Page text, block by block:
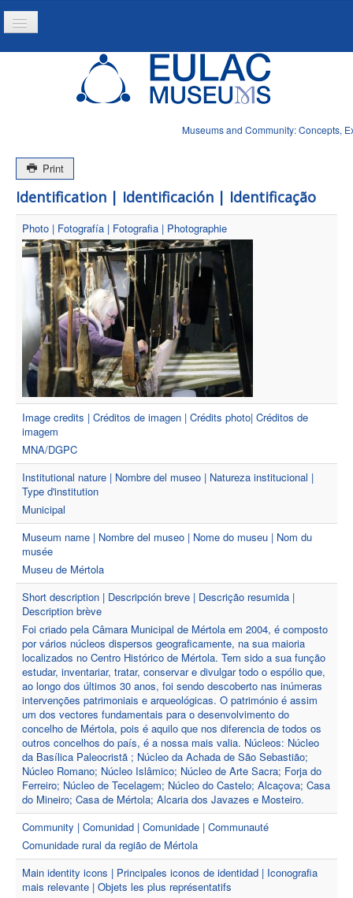
Museums and Community: Concepts,
Toggle
Navigation
Print
Identification | Identificación | Identificação
Photo | Fotografía | Fotografia | Photographie
Image credits | Créditos de imagen | Crédits photo| Créditos de
imagem
MNA/DGPC
Institutional nature | Nombre del museo | Natureza institucional |
Type d'institution
Municipal
Museum name | Nombre del museo | Nome do museu | Nom du
musée
Museu de Mértola
Short description | Descripción breve | Descrição resumida |
Description brève
Foi criado pela Câmara Municipal de Mértola em 2004, é composto
por vários núcleos dispersos geograficamente, na sua maioria
localizados no Centro Histórico de Mértola. Tem sido a sua função
estudar, inventariar, tratar, conservar e divulgar todo o espólio que,
ao longo dos últimos 30 anos, foi sendo descoberto nas inúmeras
intervenções patrimoniais e arqueológicas. O património é assim
um dos vectores fundamentais para o desenvolvimento do
concelho de Mértola, pois é aquilo que nos diferencia de todos os
outros concelhos do país, é a nossa mais valia. Núcleos: Núcleo
da Basílica Paleocristã ; Núcleo da Achada de São Sebastião;
Núcleo Romano; Núcleo Islâmico; Núcleo de Arte Sacra; Forja do
Ferreiro; Núcleo de Tecelagem; Núcleo do Castelo; Alcaçova; Casa
do Mineiro; Casa de Mértola; Alcaria dos Javazes e Mosteiro.
Community | Comunidad | Comunidade | Communauté
Comunidade rural da região de Mértola
Main identity icons | Principales iconos de identidad | Iconografia
mais relevante | Objets les plus représentatifs